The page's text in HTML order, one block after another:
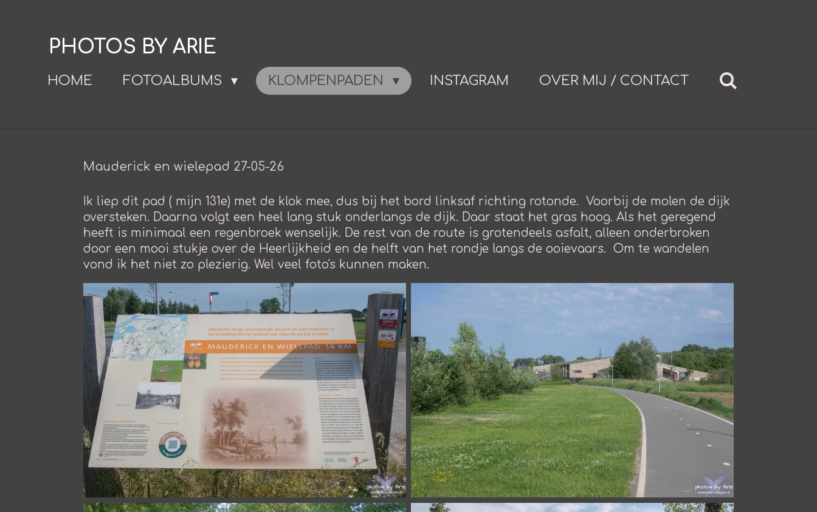
hoofdinhoud
PHOTOS BY ARIE
HOME FOTOALBUMS KLOMPENPADEN INSTAGRAM OVER MIJ / CONTACT
Mauderick en wielepad 27-05-26
Ik liep dit pad ( mijn 131e) met de klok mee, dus bij het bord linksaf richting rotonde. Voorbij de molen de dijk
oversteken. Daarna volgt een heel lang stuk onderlangs de dijk. Daar staat het gras hoog. Als het geregend
heeft is minimaal een regenbroek wenselijk. De rest van de route is grotendeels asfalt, alleen onderbroken
door een mooi stukje over de Heerlijkheid en de helft van het rondje langs de ooievaars. Om te wandelen
vond ik het niet zo plezierig. Wel veel foto's kunnen maken.